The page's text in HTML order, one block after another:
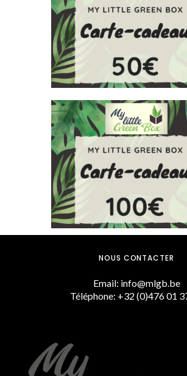
CARTE CADEAU 50€
50,00€
CARTE CADEAU 100€
100,00€
NOUS CONTACTER
Email: info@mlgb.be
Téléphone: +32 (0)476 01